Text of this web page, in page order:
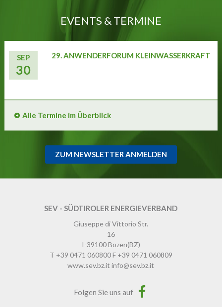
EVENTS & TERMINE
SEP
30
29. ANWENDERFORUM KLEINWASSERKRAFT
Alle Termine im Überblick
ZUM NEWSLETTER ANMELDEN
SEV - SÜDTIROLER ENERGIEVERBAND
Giuseppe di Vittorio Str.
16
I-39100Bozen(BZ)
T +39 0471 060800F +39 0471 060809
www.sev.bz.it info@sev.bz.it
Folgen Sie uns auf